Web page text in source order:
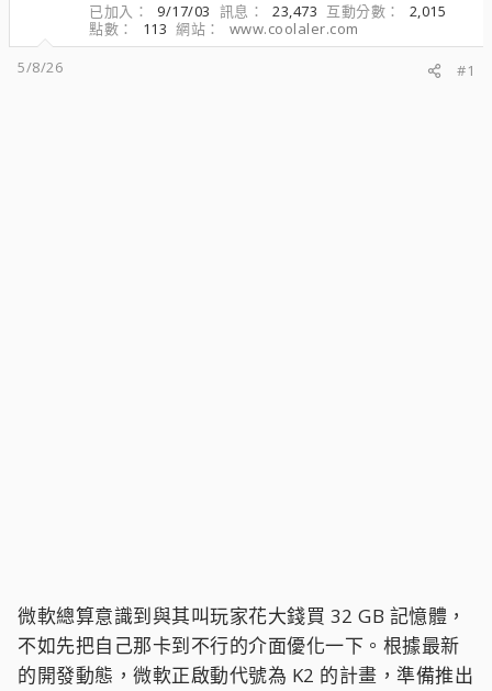
已加入
9/17/03 訊息 23,473 互動分數
2,015
點數
113 網站
www.coolaler.com
5/8/26
#1
微軟總算意識到與其叫玩家花大錢買 32 GB 記憶體，
不如先把自己那卡到不行的介面優化一下。根據最新
的開發動態，微軟正啟動代號為 K2 的計畫，準備推出